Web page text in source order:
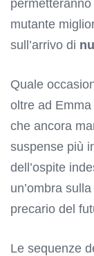
mutante
sull’arrivo di
Quale
oltre ad
che ancora
suspense più
dell’ospite
un’ombra
precario del
Le sequenze